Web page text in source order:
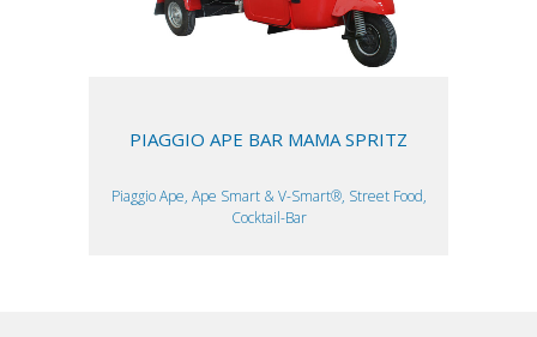
PIAGGIO APE BAR MAMA SPRITZ
Piaggio Ape, Ape Smart & V-Smart®, Street Food,
Cocktail-Bar